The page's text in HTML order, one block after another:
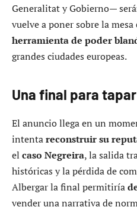
Generalitat y Gobierno—
vuelve a poner sobre la mesa
herramienta de poder
grandes ciudades europeas.
Una final para
El anuncio llega en un
intentareconstruir su
el caso Negreira, la salida
históricas y la pérdida de
Albergar la final permitiría
vender una narrativa de